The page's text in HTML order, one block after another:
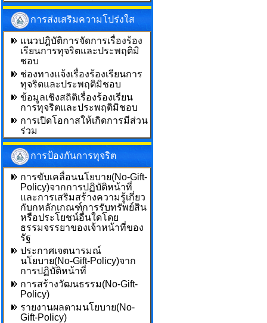
การส่งเสริมความโปร่งใส
แนวปฎิบัติการจัดการเรื่องร้อง
เรียนการทุจริตและประพฤติมิ
ชอบ
ช่องทางแจ้งเรื่องร้องเรียนการ
ทุจริตและประพฤติมิชอบ
ข้อมูลเชิงสถิติเรื่องร้องเรียน
การทุจริตและประพฤติมิชอบ
การเปิดโอกาสให้เกิดการมีส่วน
ร่วม
การป้องกันการทุจริต
การขับเคลื่อนนโยบาย(No-Gift-
Policy)จากการปฏิบัติหน้าที่
และการเสริมสร้างความรู้เกี่ยว
กับกหลักเกณฑ์การรับทรัพย์สิน
หรือประโยชน์อื่นใดโดย
ธรรมจรรยาของเจ้าหน้าที่ของ
รัฐ
ประกาศเจตนารมณ์
นโยบาย(No-Gift-Policy)จาก
การปฏิบัติหน้าที่
การสร้างวัฒนธรรม(No-Gift-
Policy)
รายงานผลตามนโยบาย(No-
Gift-Policy)